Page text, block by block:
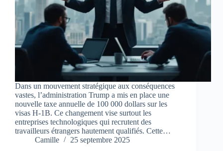
Dans un mouvement stratégique aux conséquences
vastes, l’administration Trump a mis en place une
nouvelle taxe annuelle de 100 000 dollars sur les
visas H-1B. Ce changement vise surtout les
entreprises technologiques qui recrutent des
travailleurs étrangers hautement qualifiés. Cette…
Camille
25 septembre 2025